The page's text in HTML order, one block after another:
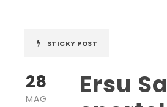
STICKY POST
28
MAG
Ersu